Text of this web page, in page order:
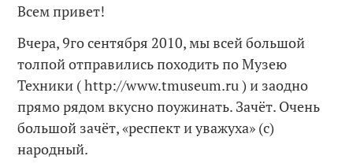
Всем привет!
Вчера, 9го сентября 2010, мы всей большой
толпой отправились походить по Музею
Техники ( http://www.tmuseum.ru ) и заодно
прямо рядом вкусно поужинать. Зачёт. Очень
большой зачёт, «респект и уважуха» (с)
народный.